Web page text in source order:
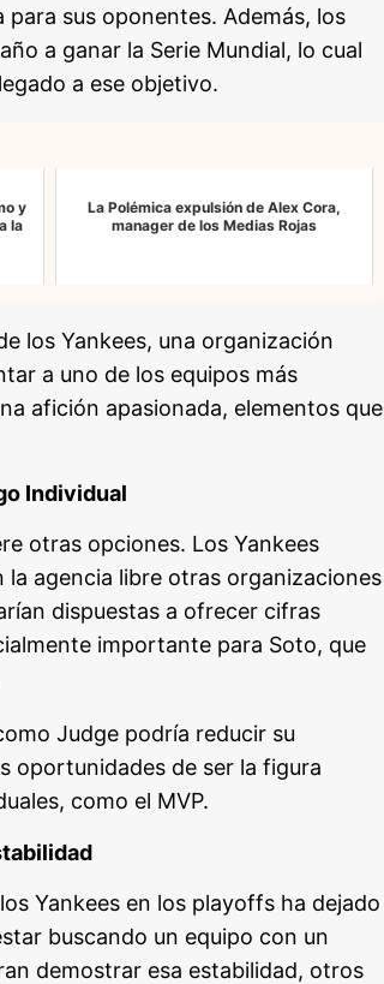
sus oponentes. Además, los
a ganar la Serie Mundial, lo cual
a ese objetivo.
y
la
La Polémica expulsión de Alex Cora,
manager de los Medias Rojas
los Yankees, una organización
a uno de los equipos más
afición apasionada, elementos que
Individual
otras opciones. Los Yankees
agencia libre otras organizaciones
dispuestas a ofrecer cifras
importante para Soto, que
Judge podría reducir su
oportunidades de ser la figura
como el MVP.
Yankees en los playoffs ha dejado
buscando un equipo con un
demostrar esa estabilidad, otros